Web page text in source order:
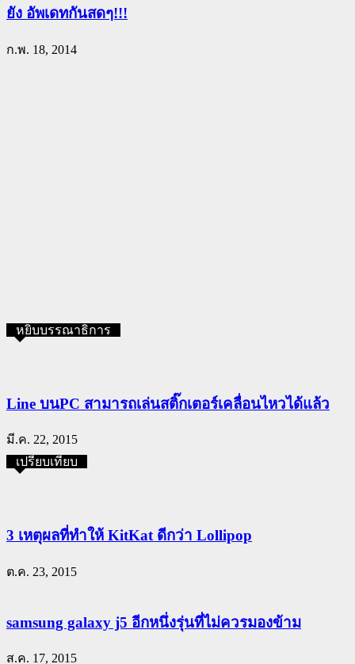
ยัง อัพเดทกันสดๆ!!!
ก.พ. 18, 2014
หยิบบรรณาธิการ
Line บนPC สามารถเล่นสติ๊กเตอร์เคลื่อนไหวได้แล้ว
มี.ค. 22, 2015
เปรียบเทียบ
3 เหตุผลที่ทำให้ KitKat ดีกว่า Lollipop
ต.ค. 23, 2015
samsung galaxy j5 อีกหนึ่งรุ่นที่ไม่ควรมองข้าม
ส.ค. 17, 2015